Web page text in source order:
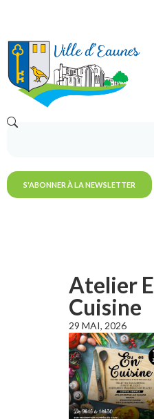
S'ABONNER À LA NEWSLETTER
Atelier
Cuisine
29 MAI, 2026